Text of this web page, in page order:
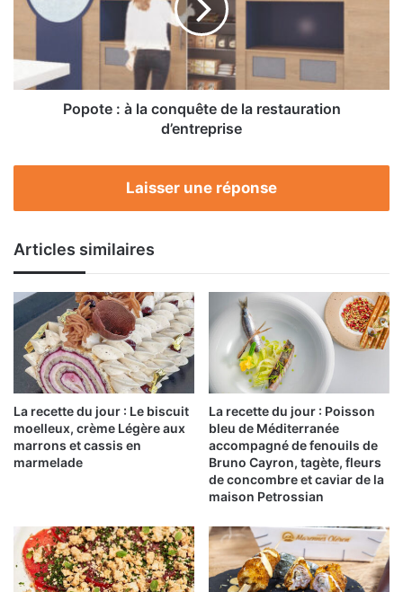
Châteaux
conquête
restauration
d’entreprise
Popote : à la conquête de la restauration
d’entreprise
Laisser une réponse
Articles similaires
La recette du jour : Le biscuit
moelleux, crème Légère aux
marrons et cassis en
marmelade
La recette du jour : Poisson
bleu de Méditerranée
accompagné de fenouils de
Bruno Cayron, tagète, fleurs
de concombre et caviar de la
maison Petrossian